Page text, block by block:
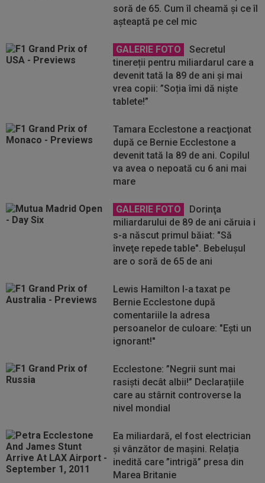
soră de 65. Cum îl cheamă şi ce îl
aşteaptă pe cel mic
GALERIE FOTO
Secretul
tinereții pentru miliardarul care a
devenit tată la 89 de ani și mai
vrea copii: ”Soția îmi dă niște
tablete!”
Tamara Ecclestone a reacţionat
după ce Bernie Ecclestone a
devenit tată la 89 de ani. Copilul
va avea o nepoată cu 6 ani mai
mare
GALERIE FOTO
Dorinţa
miliardarului de 89 de ani căruia i
s-a născut primul băiat: "Să
înveţe repede table". Bebeluşul
are o soră de 65 de ani
Lewis Hamilton l-a taxat pe
Bernie Ecclestone după
comentariile la adresa
persoanelor de culoare: "Ești un
ignorant!"
Ecclestone: ”Negrii sunt mai
rasiști decât albii!” Declarațiile
care au stârnit controverse la
nivel mondial
Ea miliardară, el fost electrician
și vânzător de mașini. Relația
inedită care ”intrigă” presa din
Marea Britanie